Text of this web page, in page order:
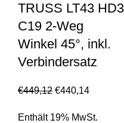
TRUSS LT43 HD3
C19 2-Weg
Winkel 45°, inkl.
Verbindersatz
€449,12 €440,14
Enthält 19% MwSt.